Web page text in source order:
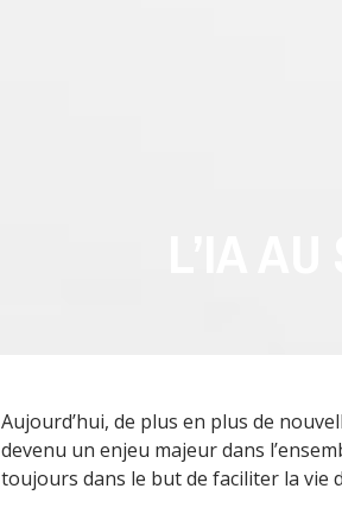
Aujourd’hui, de plus en plus de
devenu un enjeu majeur dans
toujours dans le but de faciliter la vie